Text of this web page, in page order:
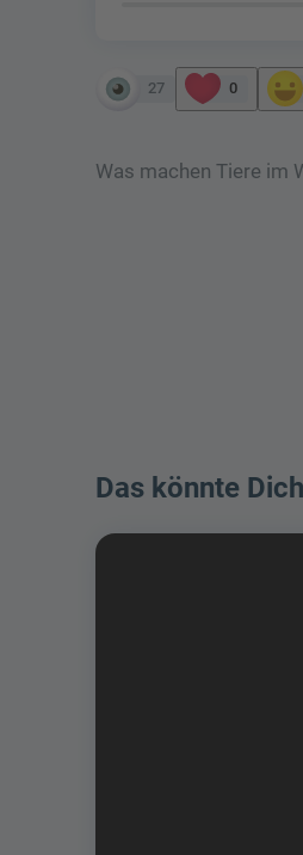
27 0
Was machen Tiere im
Das könnte